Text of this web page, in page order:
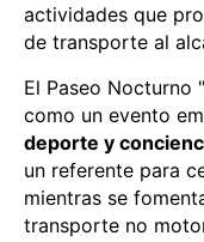
actividades que
de transporte al
El Paseo Nocturno
como un evento
deporte y
un referente para
mientras se
transporte no